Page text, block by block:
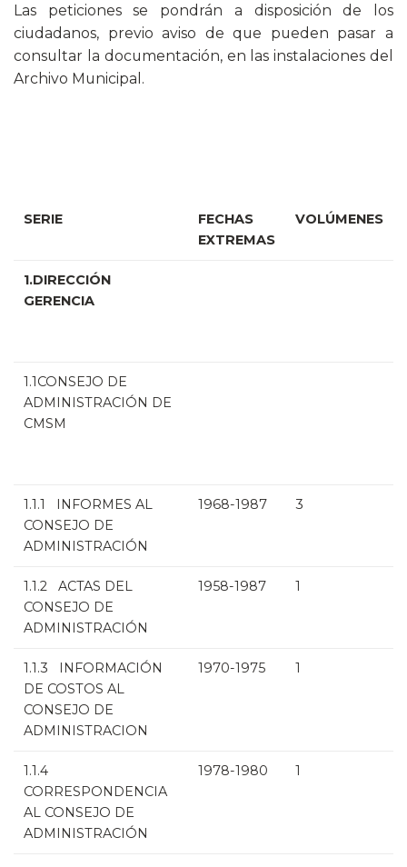
Las peticiones se pondrán a disposición de los
ciudadanos, previo aviso de que pueden pasar a
consultar la documentación, en las instalaciones del
Archivo Municipal.
SERIE
FECHAS
EXTREMAS
VOLÚMENES
1.DIRECCIÓN
GERENCIA
1.1CONSEJO DE
ADMINISTRACIÓN DE
CMSM
1.1.1 INFORMES AL
CONSEJO DE
ADMINISTRACIÓN
1968-1987 3
1.1.2 ACTAS DEL
CONSEJO DE
ADMINISTRACIÓN
1958-1987 1
1.1.3 INFORMACIÓN
DE COSTOS AL
CONSEJO DE
ADMINISTRACION
1970-1975 1
1.1.4
CORRESPONDENCIA
AL CONSEJO DE
ADMINISTRACIÓN
1978-1980 1